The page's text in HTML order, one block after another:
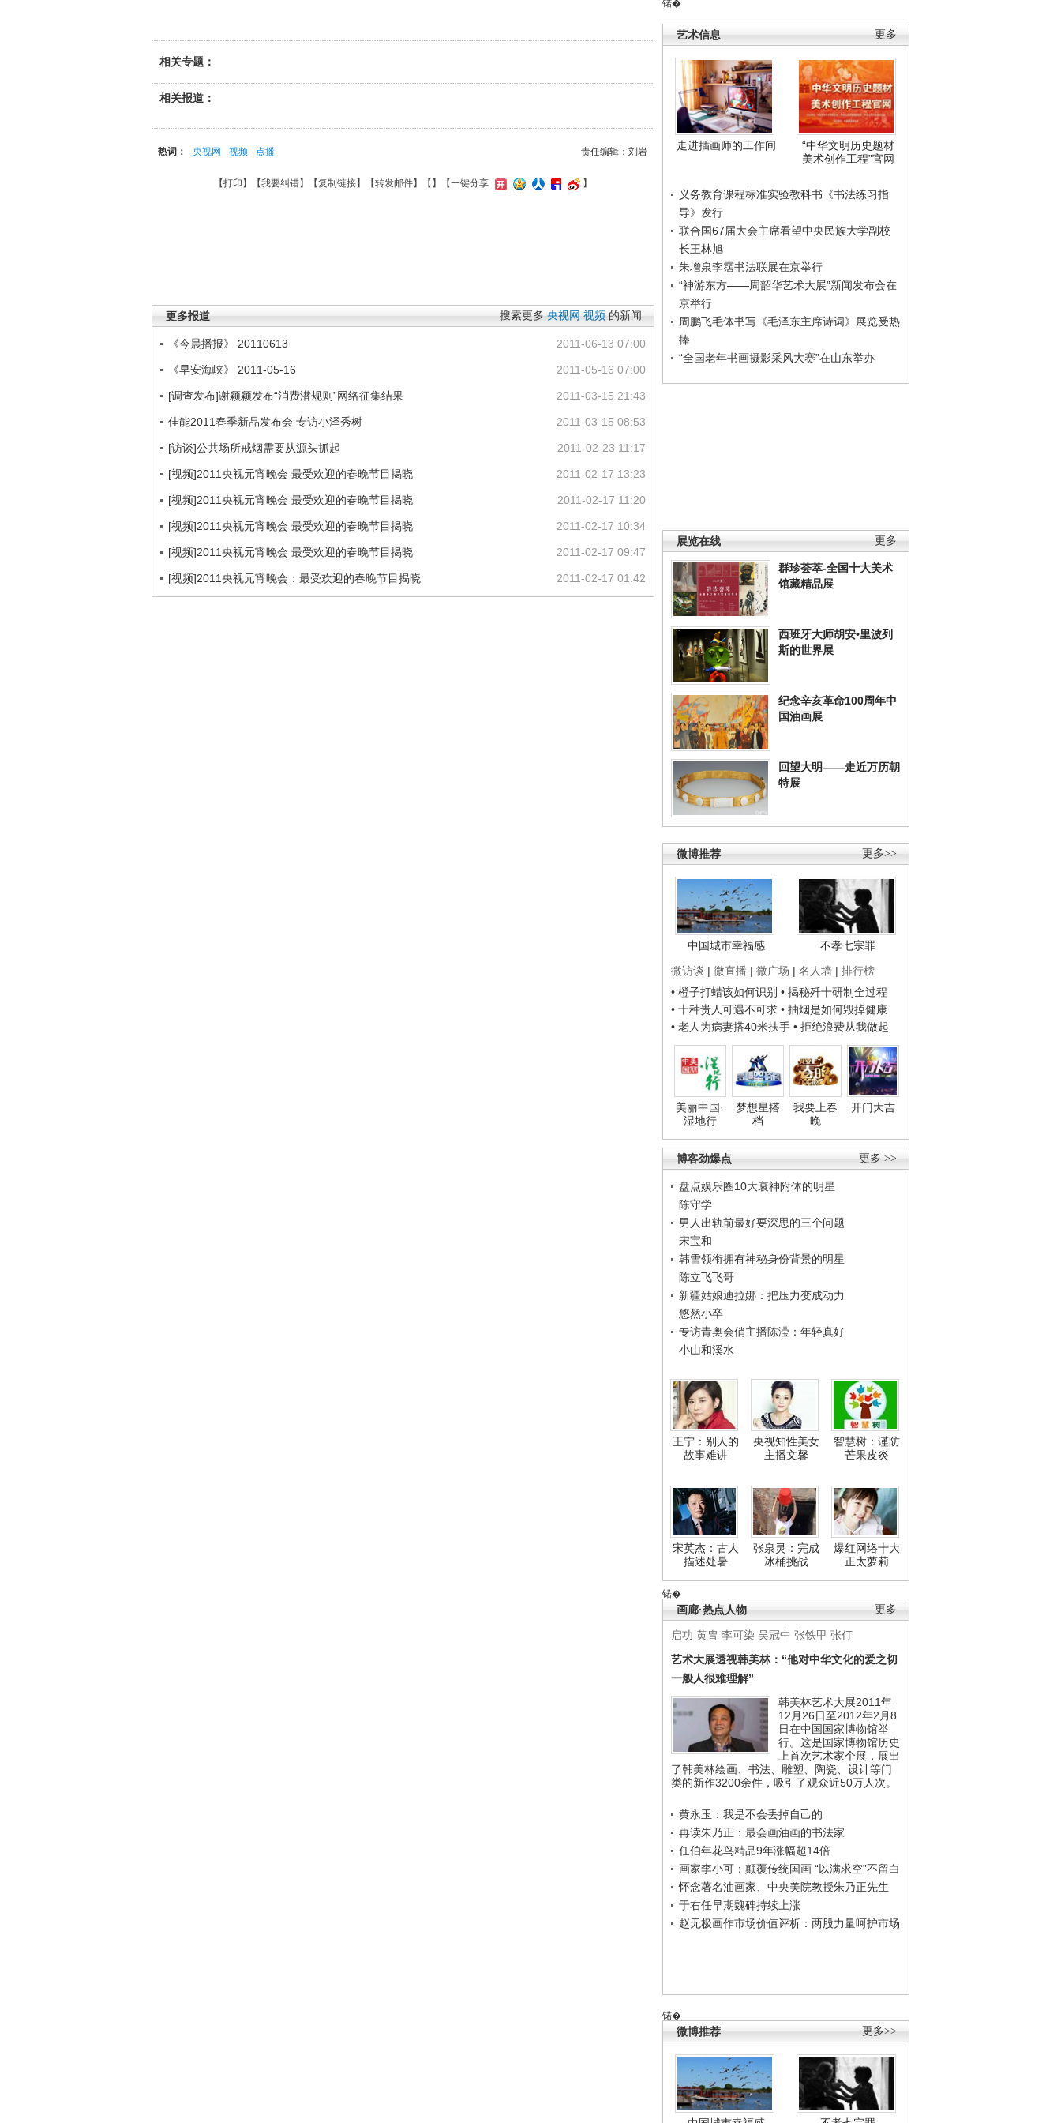
锘�
更多
艺术信息
走进插画师的工作间
“中华文明历史题材
美术创作工程”官网
义务教育课程标准实验教科书《书法练习指
导》发行
联合国67届大会主席看望中央民族大学副校
长王林旭
朱增泉李霑书法联展在京举行
“神游东方——周韶华艺术大展”新闻发布会在
京举行
周鹏飞毛体书写《毛泽东主席诗词》展览受热
捧
“全国老年书画摄影采风大赛”在山东举办
更多
展览在线
群珍荟萃-全国十大美术
馆藏精品展
西班牙大师胡安•里波列
斯的世界展
纪念辛亥革命100周年中
国油画展
回望大明——走近万历朝
特展
更多>>
微博推荐
中国城市幸福感
不孝七宗罪
微访谈 | 微直播 | 微广场 | 名人墙 | 排行榜
• 橙子打蜡该如何识别 • 揭秘歼十研制全过程
• 十种贵人可遇不可求 • 抽烟是如何毁掉健康
• 老人为病妻搭40米扶手 • 拒绝浪费从我做起
美丽中国·
湿地行
梦想星搭
档
我要上春
晚
开门大吉
更多 >>
博客劲爆点
盘点娱乐圈10大衰神附体的明星
陈守学
男人出轨前最好要深思的三个问题
宋宝和
韩雪领衔拥有神秘身份背景的明星
陈立飞飞哥
新疆姑娘迪拉娜：把压力变成动力
悠然小卒
专访青奥会俏主播陈滢：年轻真好
小山和溪水
王宁：别人的
故事难讲
央视知性美女
主播文馨
智慧树：谨防
芒果皮炎
宋英杰：古人
描述处暑
张泉灵：完成
冰桶挑战
爆红网络十大
正太萝莉
锘�
更多
画廊·热点人物
启功 黄胄 李可染 吴冠中 张铁甲 张仃
艺术大展透视韩美林：“他对中华文化的爱之切
一般人很难理解”
韩美林艺术大展2011年
12月26日至2012年2月8
日在中国国家博物馆举
行。这是国家博物馆历史
上首次艺术家个展，展出
了韩美林绘画、书法、雕塑、陶瓷、设计等门
类的新作3200余件，吸引了观众近50万人次。
黄永玉：我是不会丢掉自己的
再读朱乃正：最会画油画的书法家
任伯年花鸟精品9年涨幅超14倍
画家李小可：颠覆传统国画 “以满求空”不留白
怀念著名油画家、中央美院教授朱乃正先生
于右任早期魏碑持续上涨
赵无极画作市场价值评析：两股力量呵护市场
锘�
更多>>
微博推荐
相关专题：
相关报道：
责任编辑：刘岩
热词： 央视网 视频 点播
【打印 】【我要纠错】【复制链接】【转发邮件】【 】 【一键分享 】
搜索更多 央视网 视频 的新闻
更多报道
2011-06-13 07:00
《今晨播报》 20110613
2011-05-16 07:00
《早安海峡》 2011-05-16
2011-03-15 21:43
[调查发布]谢颖颖发布“消费潜规则”网络征集结果
2011-03-15 08:53
佳能2011春季新品发布会 专访小泽秀树
2011-02-23 11:17
[访谈]公共场所戒烟需要从源头抓起
2011-02-17 13:23
[视频]2011央视元宵晚会 最受欢迎的春晚节目揭晓
2011-02-17 11:20
[视频]2011央视元宵晚会 最受欢迎的春晚节目揭晓
2011-02-17 10:34
[视频]2011央视元宵晚会 最受欢迎的春晚节目揭晓
2011-02-17 09:47
[视频]2011央视元宵晚会 最受欢迎的春晚节目揭晓
2011-02-17 01:42
[视频]2011央视元宵晚会：最受欢迎的春晚节目揭晓